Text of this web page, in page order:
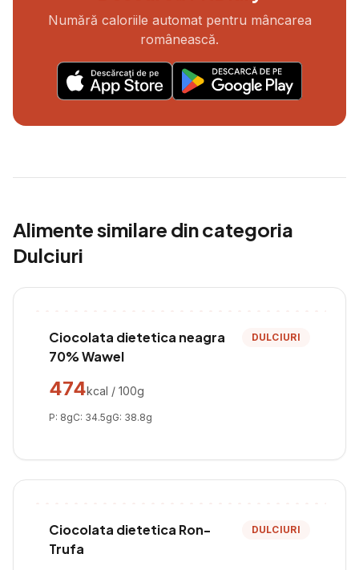
Numără caloriile automat pentru mâncarea
românească.
Alimente similare din categoria
Dulciuri
Ciocolata dietetica neagra
70% Wawel
DULCIURI
474kcal / 100g
P: 8gC: 34.5gG: 38.8g
Ciocolata dietetica Ron-
Trufa
DULCIURI